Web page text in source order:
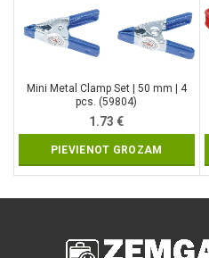
Mini Metal Clamp Set | 50 mm | 4
pcs. (59804)
1.73€
PIEVIENOT GROZAM